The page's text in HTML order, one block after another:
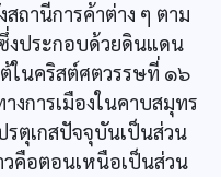
สถานีการค้าต่าง ๆ ตาม
งประกอบด้วยดินแดน
ต้ในคริสต์ศตวรรษที่ ๑๖
การเมืองในคาบสมุทร
ตุเกสปัจจุบันเป็นส่วน
วคือตอนเหนือเป็นส่วน